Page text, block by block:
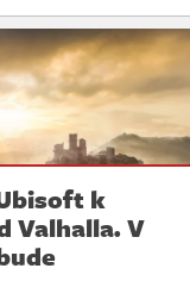
k
Valhalla. V